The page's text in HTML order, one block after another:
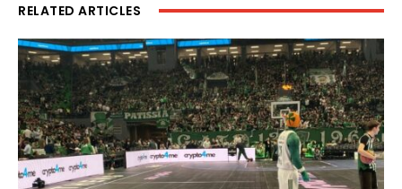
RELATED ARTICLES